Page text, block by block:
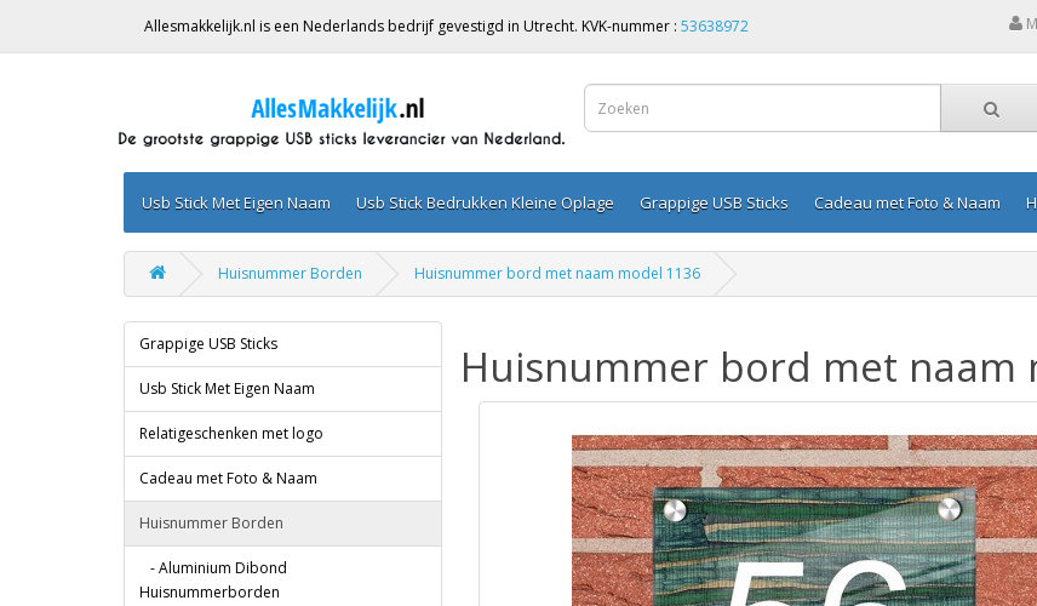
Allesmakkelijk.nl is een Nederlands bedrijf gevestigd in Utrecht. KVK-nummer : 53638972
Usb Stick Met Eigen Naam Usb Stick Bedrukken Kleine Oplage Grappige USB Sticks Cadeau met Foto & Naam
Huisnummer Borden Huisnummer bord met naam model 1136
Grappige USB Sticks
Usb Stick Met Eigen Naam
Relatigeschenken met logo
Cadeau met Foto & Naam
Huisnummer Borden
- Aluminium Dibond
Huisnummerborden
Huisnummer bord met naam